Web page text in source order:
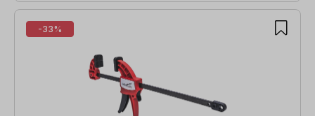
-33%